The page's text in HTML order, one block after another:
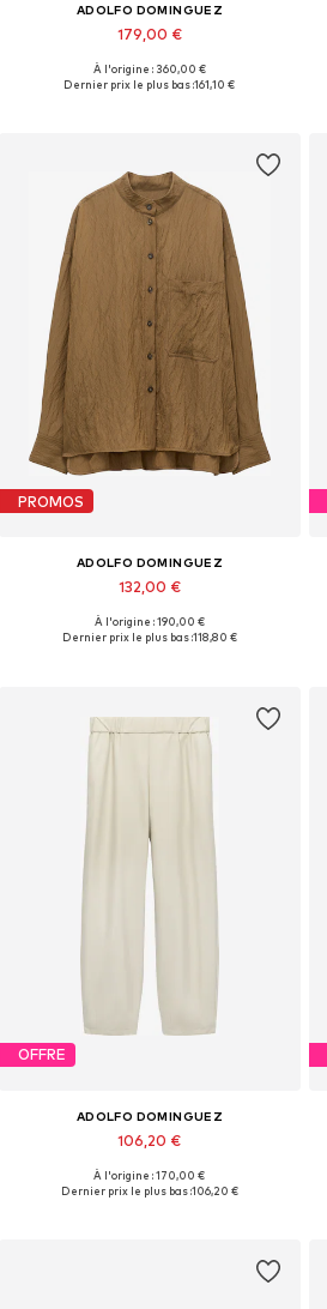
ADOLFO DOMINGUEZ
179,00 €
Tailles disponibles: 34, 36, 38, 40, 42
À l'origine : 360,00 €
Dernier prix le plus bas :161,10 €
PROMOS
ADOLFO DOMINGUEZ
132,00 €
Tailles disponibles: S, M, L, XL
À l'origine : 190,00 €
Dernier prix le plus bas :118,80 €
OFFRE
ADOLFO DOMINGUEZ
106,20 €
Tailles disponibles: 36, 38, 40, 42, 44
À l'origine : 170,00 €
Dernier prix le plus bas :106,20 €